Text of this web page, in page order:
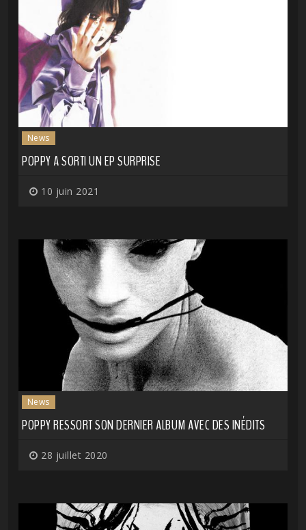
News
POPPY A SORTI UN EP SURPRISE
10 juin 2021
News
POPPY RESSORT SON DERNIER ALBUM AVEC DES INÉDITS
28 juillet 2020